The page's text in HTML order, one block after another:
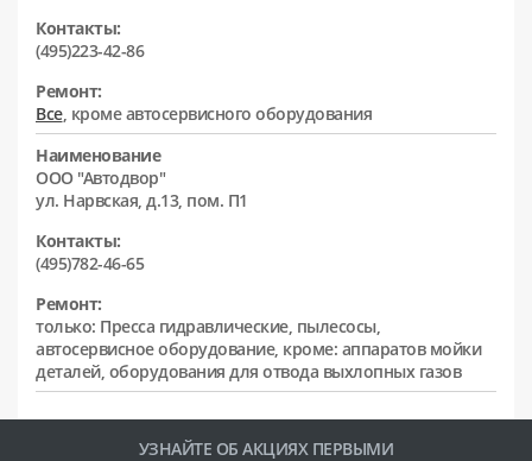
Контакты:
(495)223-42-86
Ремонт:
Все, кроме автосервисного оборудования
Наименование
ООО "Автодвор"
ул. Нарвская, д.13, пом. П1
Контакты:
(495)782-46-65
Ремонт:
только: Пресса гидравлические, пылесосы,
автосервисное оборудование, кроме: аппаратов мойки
деталей, оборудования для отвода выхлопных газов
УЗНАЙТЕ ОБ АКЦИЯХ ПЕРВЫМИ